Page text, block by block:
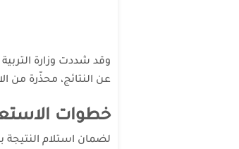
وقد شددت وزارة
عن النتائج، محذّرة من
خطوات
لضمان استلام النتيجة